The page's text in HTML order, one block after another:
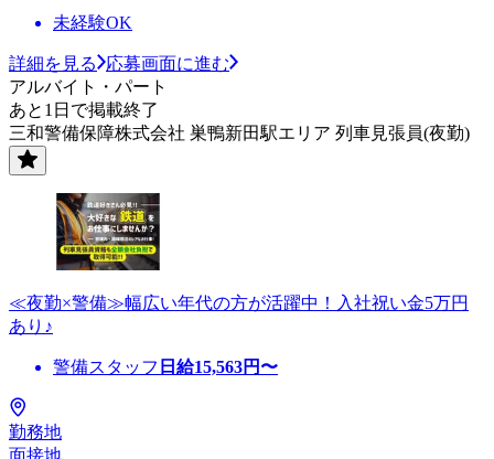
未経験OK
詳細を見る
応募画面に進む
アルバイト・パート
あと1日で掲載終了
三和警備保障株式会社 巣鴨新田駅エリア 列車見張員(夜勤)
≪夜勤×警備≫幅広い年代の方が活躍中！入社祝い金5万円
あり♪
警備スタッフ 日給15,563円〜
勤務地
面接地